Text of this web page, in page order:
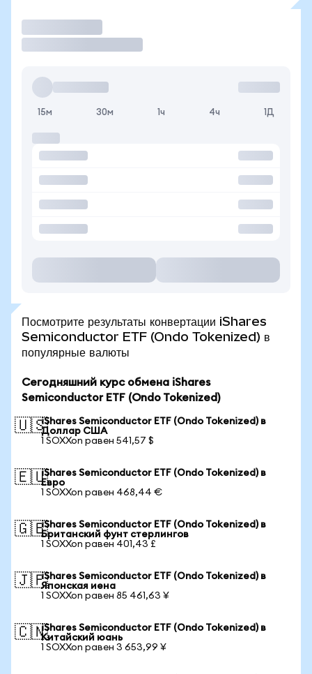
15м 30м 1ч 4ч 1Д
Посмотрите результаты конвертации iShares
Semiconductor ETF (Ondo Tokenized) в
популярные валюты
Сегодняшний курс обмена iShares
Semiconductor ETF (Ondo Tokenized)
🇺🇸iShares Semiconductor ETF (Ondo Tokenized) в
Доллар США
1 SOXXon равен 541,57 $
🇪🇺iShares Semiconductor ETF (Ondo Tokenized) в
Евро
1 SOXXon равен 468,44 €
🇬🇧iShares Semiconductor ETF (Ondo Tokenized) в
Британский фунт стерлингов
1 SOXXon равен 401,43 £
🇯🇵iShares Semiconductor ETF (Ondo Tokenized) в
Японская иена
1 SOXXon равен 85 461,63 ¥
🇨🇳iShares Semiconductor ETF (Ondo Tokenized) в
Китайский юань
1 SOXXon равен 3 653,99 ¥